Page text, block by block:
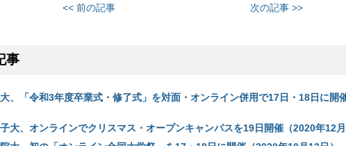
<< 前の記事 次の記事 >>
事
、「令和3年度卒業式・修了式」を対面・オンライン併用で17日・18日に開
大、オンラインでクリスマス・オープンキャンパスを19日開催（2020年12月